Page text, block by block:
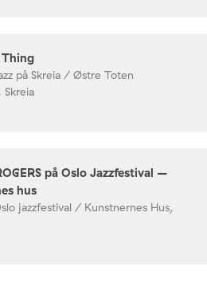
Thing
på Skreia / Østre Toten
Skreia
på Oslo Jazzfestival –
hus
jazzfestival / Kunstnernes Hus,